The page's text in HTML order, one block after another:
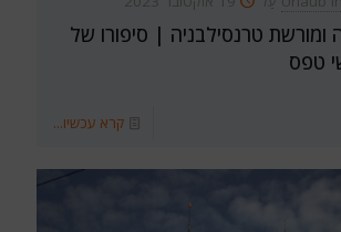
ומורשת טרנסילבניה | סיפורו של
טפס
קרא עכשיו...